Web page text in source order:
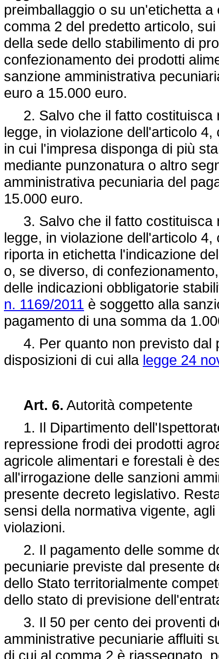
preimballaggio o su un'etichetta
comma 2 del predetto articolo,
della sede dello stabilimento di
confezionamento dei prodotti
sanzione amministrativa
euro a 15.000 euro.
2. Salvo che il fatto costituisca
legge, in violazione dell'articolo
in cui l'impresa disponga di più
mediante punzonatura o altro
amministrativa pecuniaria del
15.000 euro.
3. Salvo che il fatto costituisca
legge, in violazione dell'articolo
riporta in etichetta l'indicazione
o, se diverso, di
delle indicazioni obbligatorie
n. 1169/2011 è soggetto alla
pagamento di una somma da
4. Per quanto non previsto dal
disposizioni di cui alla legge 24
Art. 6. Autorità competente
1. Il Dipartimento
repressione frodi dei prodotti
agricole alimentari e forestali è
all'irrogazione delle sanzioni
presente decreto legislativo.
sensi della normativa vigente,
violazioni.
2. Il pagamento delle somme
pecuniarie previste dal presente
dello Stato territorialmente
dello stato di previsione
3. Il 50 per cento dei proventi
amministrative pecuniarie affluiti
di cui al comma 2 è riassegnato,